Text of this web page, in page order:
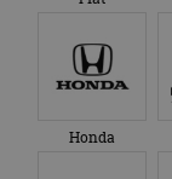
Honda